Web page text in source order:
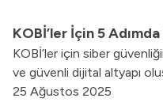
KOBİ’ler İçin 5
KOBİ’ler için siber
ve güvenli dijital altyapı
haritasını bu içerikte
25 Ağustos 2025